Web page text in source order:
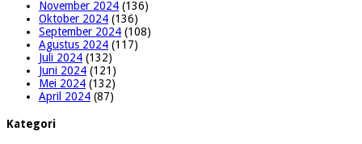
November 2024 (136)
Oktober 2024 (136)
September 2024 (108)
Agustus 2024 (117)
Juli 2024 (132)
Juni 2024 (121)
Mei 2024 (132)
April 2024 (87)
Kategori